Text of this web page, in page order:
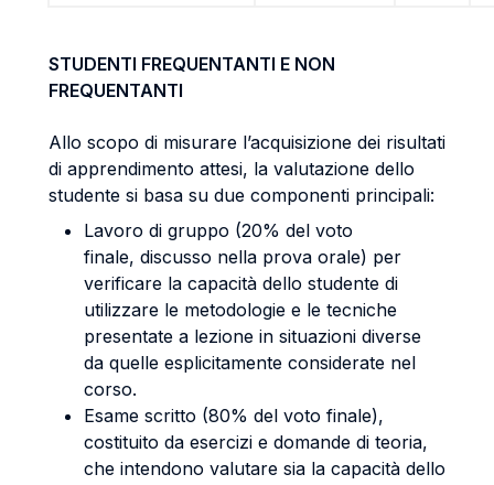
STUDENTI FREQUENTANTI E NON
FREQUENTANTI
Allo scopo di misurare l’acquisizione dei risultati
di apprendimento attesi, la valutazione dello
studente si basa su due componenti principali:
Lavoro di gruppo (20% del voto
finale, discusso nella prova orale) per
verificare la capacità dello studente di
utilizzare le metodologie e le tecniche
presentate a lezione in situazioni diverse
da quelle esplicitamente considerate nel
corso.
Esame scritto (80% del voto finale),
costituito da esercizi e domande di teoria,
che intendono valutare sia la capacità dello